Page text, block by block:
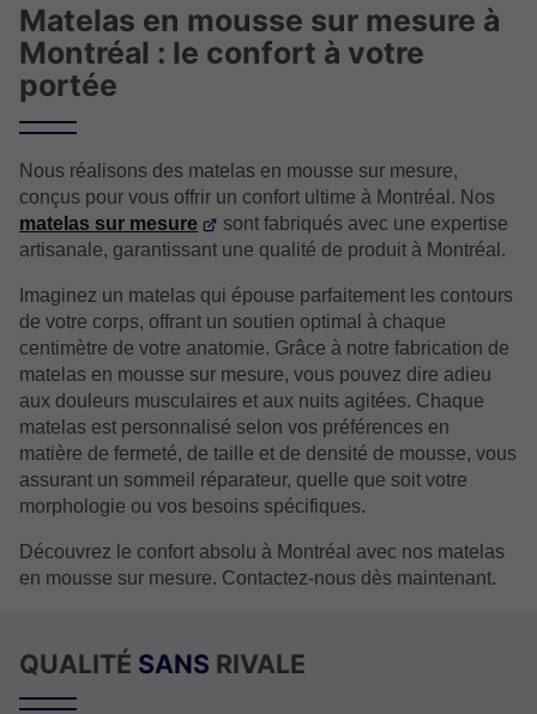
Matelas en mousse sur mesure à
Montréal : le confort à votre
portée
Nous réalisons des matelas en mousse sur mesure,
conçus pour vous offrir un confort ultime à Montréal. Nos
matelas sur mesure
sont fabriqués avec une expertise
artisanale, garantissant une qualité de produit à Montréal.
Imaginez un matelas qui épouse parfaitement les contours
de votre corps, offrant un soutien optimal à chaque
centimètre de votre anatomie. Grâce à notre fabrication de
matelas en mousse sur mesure, vous pouvez dire adieu
aux douleurs musculaires et aux nuits agitées. Chaque
matelas est personnalisé selon vos préférences en
matière de fermeté, de taille et de densité de mousse, vous
assurant un sommeil réparateur, quelle que soit votre
morphologie ou vos besoins spécifiques.
Découvrez le confort absolu à Montréal avec nos matelas
en mousse sur mesure. Contactez-nous dès maintenant.
QUALITÉ SANS RIVALE